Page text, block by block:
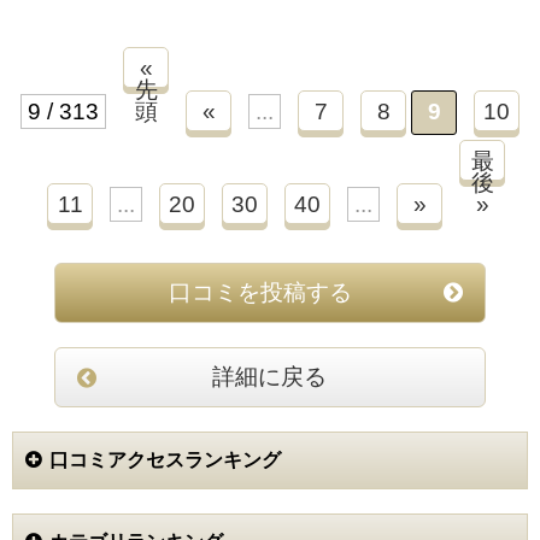
9 / 313
«
先
頭
« ... 7 8 9 10
11 ... 20 30 40 ... »
最
後
»
口コミを投稿する
詳細に戻る
口コミアクセスランキング